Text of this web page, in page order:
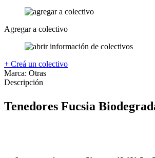
Agregar a colectivo
+ Creá un colectivo
Marca: Otras
Descripción
Tenedores Fucsia